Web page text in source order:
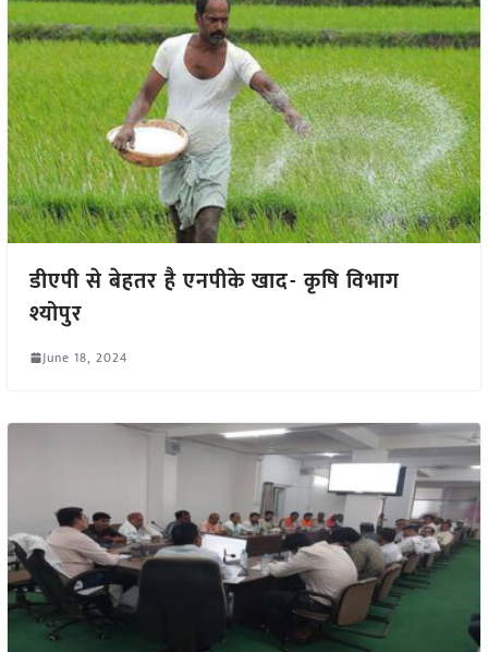
डीएपी से बेहतर है एनपीके खाद- कृषि विभाग
श्योपुर
June 18, 2024